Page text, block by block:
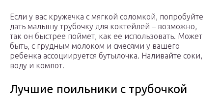
Если у вас кружечка с мягкой соломкой, попробуйте
дать малышу трубочку для коктейлей – возможно,
так он быстрее поймет, как ее использовать. Может
быть, с грудным молоком и смесями у вашего
ребенка ассоциируется бутылочка. Наливайте соки,
воду и компот.
Лучшие поильники с трубочкой